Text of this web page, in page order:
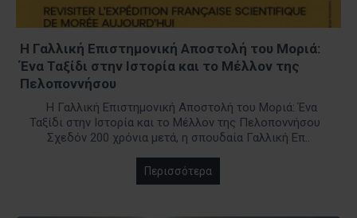
Η Γαλλική Επιστημονική Αποστολή του Μοριά:
Ένα Ταξίδι στην Ιστορία και το Μέλλον της
Πελοποννήσου
Η Γαλλική Επιστημονική Αποστολή του Μοριά: Ένα
Ταξίδι στην Ιστορία και το Μέλλον της Πελοποννήσου
Σχεδόν 200 χρόνια μετά, η σπουδαία Γαλλική Επ..
Περισσότερα